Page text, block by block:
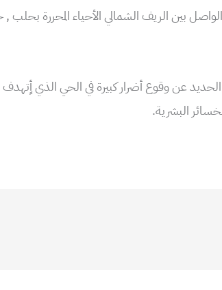
بين الريف الشمالي الأحياء المحررة
عن وقوع أضرار كبيرة في الحي الذي أٍتهدف
البشرية.